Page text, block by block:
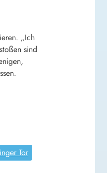
„Ich
sind
Tor